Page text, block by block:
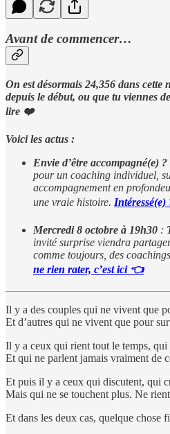
Avant de commencer…
On est désormais 24,356 dans cette
depuis le début, ou que tu viennes
lire ❤️
Voici les actus :
Envie d’être accompagné(e) ?
pour un coaching individuel,
accompagnement en
une vraie histoire.
Mercredi 8 octobre à 19h30 :
invité surprise viendra
comme toujours, des
ne rien rater, c’est ici 👈
Il y a des couples qui ne vivent que
Et d’autres qui ne vivent que pour
Il y a ceux qui rient tout le temps,
Et qui ne parlent jamais vraiment de
Et puis il y a ceux qui discutent, qui
Mais qui ne se touchent plus. Ne
Et dans les deux cas, quelque chose